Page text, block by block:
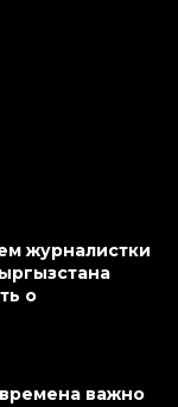
журналистки
о
важно